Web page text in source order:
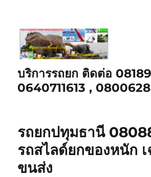
บริการรถยก ติดต่อ
0640711613 ,
รถยกปทุมธานี
รถสไลด์ยกของหนัก
ขนส่ง